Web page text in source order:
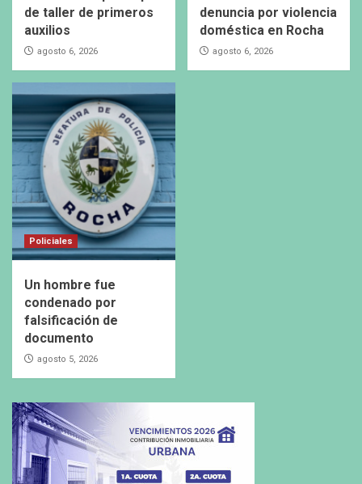
de taller de primeros
auxilios
agosto 6, 2026
denuncia por violencia
doméstica en Rocha
agosto 6, 2026
Policiales
Un hombre fue
condenado por
falsificación de
documento
agosto 5, 2026